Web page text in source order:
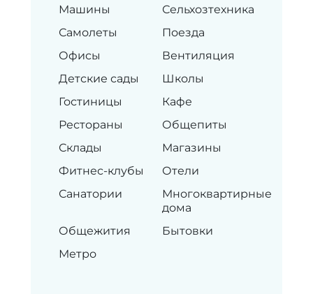
Машины
Сельхозтехника
Самолеты
Поезда
Офисы
Вентиляция
Детские сады
Школы
Гостиницы
Кафе
Рестораны
Общепиты
Склады
Магазины
Фитнес-клубы
Отели
Санатории
Многоквартирные
дома
Общежития
Бытовки
Метро